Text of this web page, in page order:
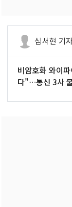
심서현 기
비암호화 와이
다"…통신 3사